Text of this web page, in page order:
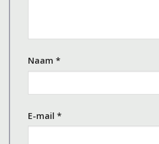
Naam *
E-mail *